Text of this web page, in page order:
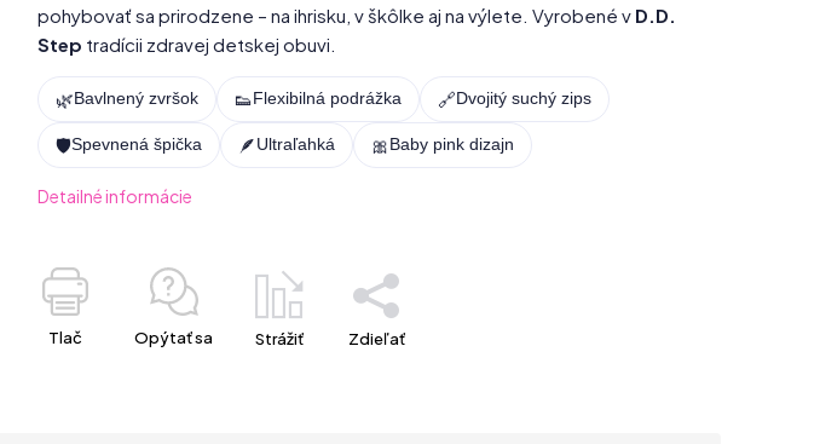
pohybovať sa prirodzene – na ihrisku, v škôlke aj na výlete. Vyrobené v D.D.
Step tradícii zdravej detskej obuvi.
🌿 Bavlnený zvršok 👟 Flexibilná podrážka 🔗 Dvojitý suchý zips
🛡️Spevnená špička 🪶 Ultraľahká 🎀 Baby pink dizajn
Detailné informácie
Tlač Opýtať sa Strážiť Zdieľať